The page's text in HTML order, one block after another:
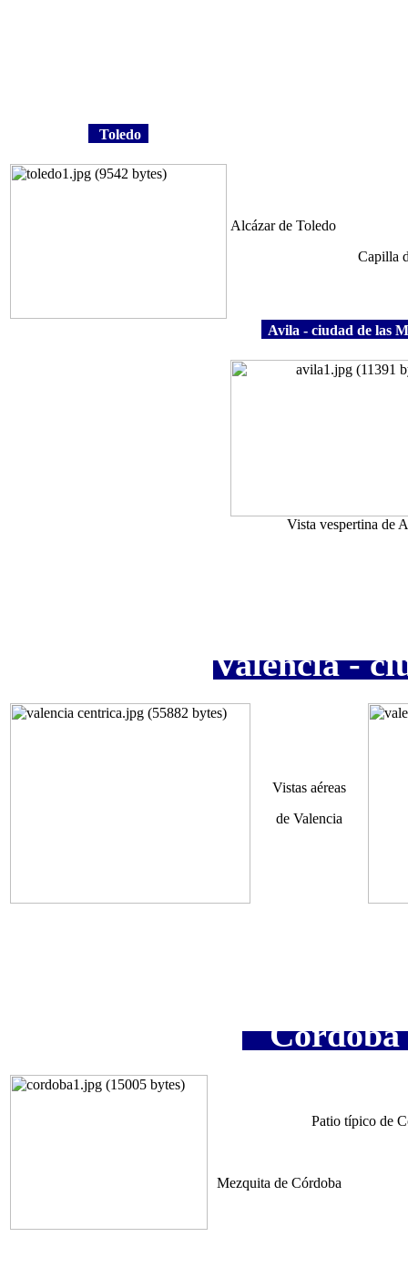
Toledo
Alcázar de Toledo
Capilla
Avila - ciudad de las
Vista vespertina de
Valencia -
Vistas aéreas
de Valencia
Córdoba
Patio típico de
Mezquita de Córdoba